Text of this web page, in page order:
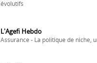
évolutifs
L'Agefi Hebdo
Assurance - La politique de niche,